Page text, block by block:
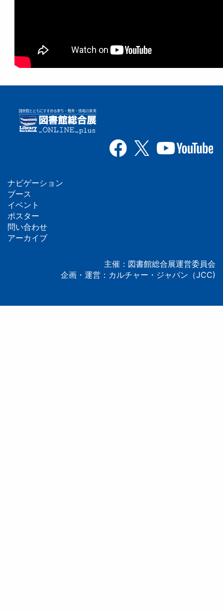
フ
ッ
タ
ナビゲーション
ブース
イベント
ポスター
問い合わせ
アーカイブ
主催：図書館総合展運営委員会
企画・運営：カルチャー・ジャパン（JCC)